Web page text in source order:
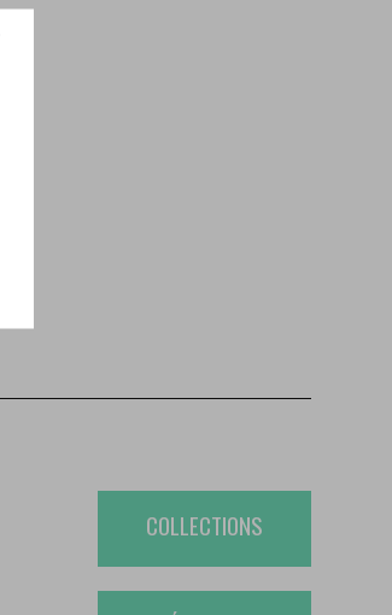
COLLECTIONS